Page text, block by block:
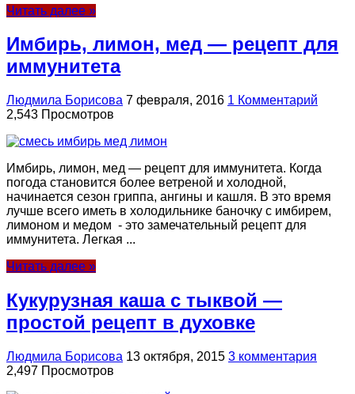
Читать далее »
Имбирь, лимон, мед — рецепт для
иммунитета
Людмила Борисова 7 февраля, 2016 1 Комментарий
2,543 Просмотров
Имбирь, лимон, мед — рецепт для иммунитета. Когда
погода становится более ветреной и холодной,
начинается сезон гриппа, ангины и кашля. В это время
лучше всего иметь в холодильнике баночку с имбирем,
лимоном и медом - это замечательный рецепт для
иммунитета. Легкая ...
Читать далее »
Кукурузная каша с тыквой —
простой рецепт в духовке
Людмила Борисова 13 октября, 2015 3 комментария
2,497 Просмотров